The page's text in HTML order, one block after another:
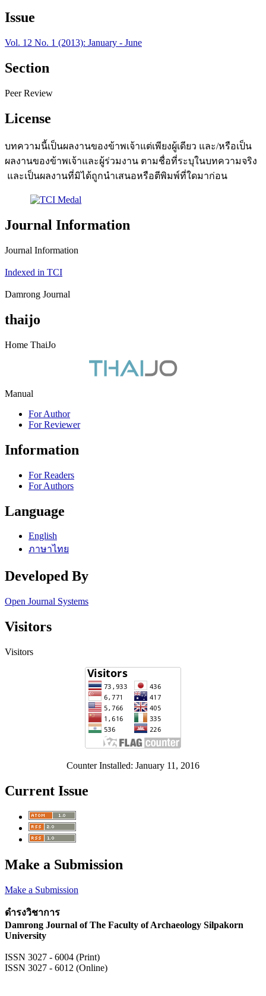
Issue
Vol. 12 No. 1 (2013): January - June
Section
Peer Review
License
บทความนี้เป็นผลงานของข้าพเจ้าแต่เพียงผู้เดียว และ/หรือเป็น
ผลงานของข้าพเจ้าและผู้ร่วมงาน ตามชื่อที่ระบุในบทความจริง
และเป็นผลงานที่มิได้ถูกนำเสนอหรือตีพิมพ์ที่ใดมาก่อน
Journal Information
Journal Information
Indexed in TCI
Damrong Journal
thaijo
Home ThaiJo
Manual
For Author
For Reviewer
Information
For Readers
For Authors
Language
English
ภาษาไทย
Developed By
Open Journal Systems
Visitors
Visitors
Counter Installed: January 11, 2016
Current Issue
Make a Submission
Make a Submission
ดำรงวิชาการ
Damrong Journal of The Faculty of Archaeology Silpakorn
University
ISSN 3027 - 6004 (Print)
ISSN 3027 - 6012 (Online)